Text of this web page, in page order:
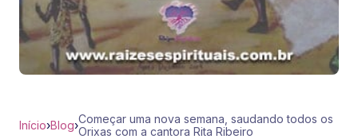
Início›Blog›Começar uma nova semana, saudando todos os
Orixas com a cantora Rita Ribeiro